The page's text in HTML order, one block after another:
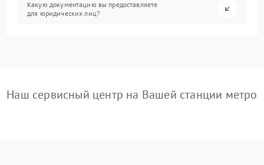
Какую документацию вы предоставляете
для юридических лиц?
Наш сервисный центр на Вашей станции метро